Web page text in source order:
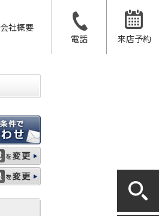
会社概要
電話
来店予約